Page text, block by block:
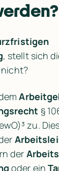
, stellt sich
§
zu.
der
oder ein